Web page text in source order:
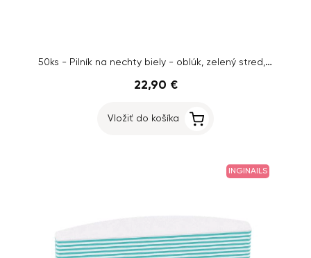
50ks - Pilník na nechty biely - oblúk, zelený stred, 100/180
22,90 €
Vložiť do košíka
INGINAILS